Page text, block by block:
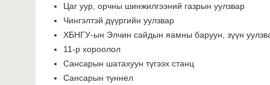
Цаг уур, орчны шинжилгээний газрын уулзвар
Чингэлтэй дүүргийн уулзвар
ХБНГУ-ын Элчин сайдын яамны баруун, зүүн
11-р хороолол
Сансарын шатахуун түгээх станц
Сансарын туннел